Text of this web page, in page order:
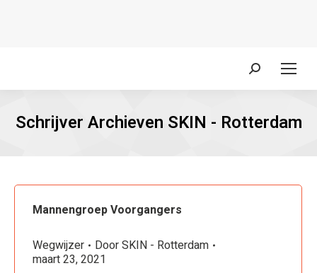
Zoeken:
Schrijver Archieven SKIN - Rotterdam
Mannengroep Voorgangers
Wegwijzer DoorSKIN - Rotterdam
maart 23, 2021